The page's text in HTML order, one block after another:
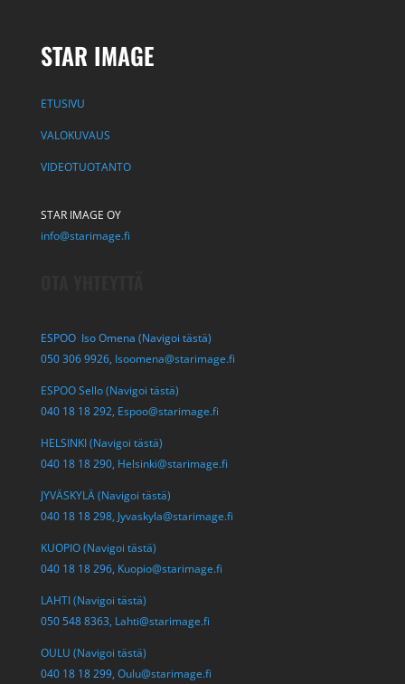
STAR IMAGE
ETUSIVU
VALOKUVAUS
VIDEOTUOTANTO
STAR IMAGE OY
info@starimage.fi
ESPOO Iso Omena (Navigoi tästä)
050 306 9926, Isoomena@starimage.fi
ESPOO Sello (Navigoi tästä)
040 18 18 292, Espoo@starimage.fi
HELSINKI (Navigoi tästä)
040 18 18 290, Helsinki@starimage.fi
JYVÄSKYLÄ (Navigoi tästä)
040 18 18 298, Jyvaskyla@starimage.fi
KUOPIO (Navigoi tästä)
040 18 18 296, Kuopio@starimage.fi
LAHTI (Navigoi tästä)
050 548 8363, Lahti@starimage.fi
OULU (Navigoi tästä)
040 18 18 299, Oulu@starimage.fi